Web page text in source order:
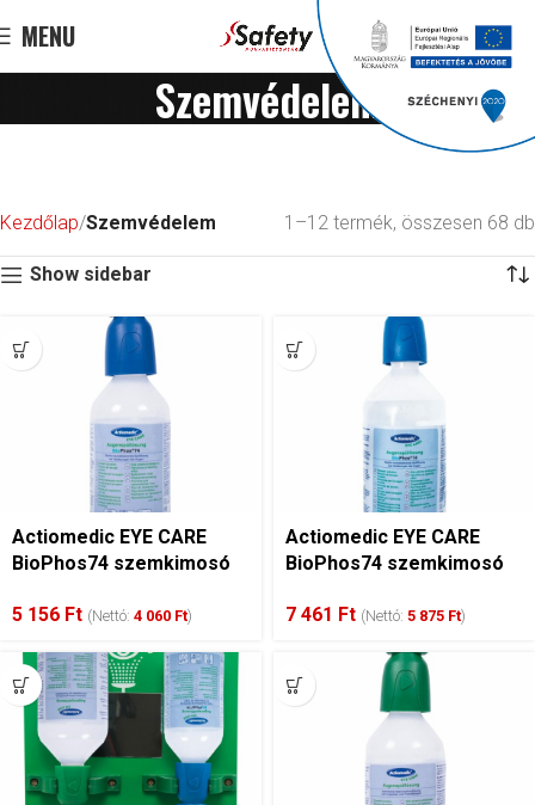
MENU 0
Szemvédelem
Kezdőlap Szemvédelem 1–12 termék, összesen 68 db
Show sidebar
Actiomedic EYE CARE
BioPhos74 szemkimosó
5 156 Ft (Nettó: 4 060 Ft)
Actiomedic EYE CARE
BioPhos74 szemkimosó
7 461 Ft (Nettó: 5 875 Ft)